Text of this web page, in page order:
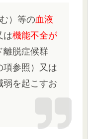
）等の血液
は機能不全が
離脱症候群
項参照）又は
弱を起こすお